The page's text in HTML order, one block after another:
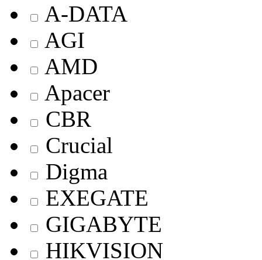
A-DATA
AGI
AMD
Apacer
CBR
Crucial
Digma
EXEGATE
GIGABYTE
HIKVISION